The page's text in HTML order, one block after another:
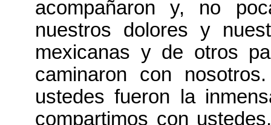
acompañaron y, no
nuestros dolores y
mexicanas y de otros
caminaron con
ustedes fueron la
compartimos con